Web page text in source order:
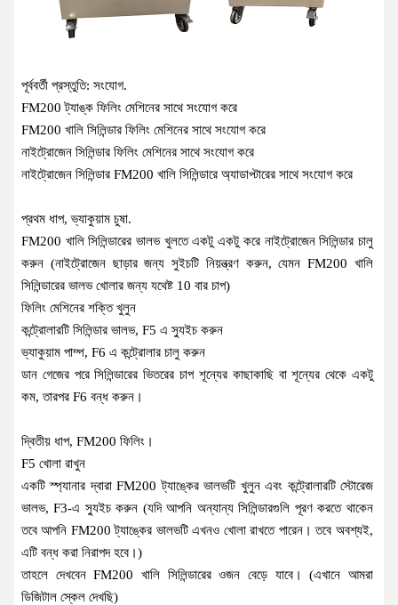
পূর্ববর্তী প্রস্তুতি: সংযোগ.
FM200 ট্যাঙ্ক ফিলিং মেশিনের সাথে সংযোগ করে
FM200 খালি সিলিন্ডার ফিলিং মেশিনের সাথে সংযোগ করে
নাইট্রোজেন সিলিন্ডার ফিলিং মেশিনের সাথে সংযোগ করে
নাইট্রোজেন সিলিন্ডার FM200 খালি সিলিন্ডারে অ্যাডাপ্টারের সাথে সংযোগ করে
প্রথম ধাপ, ভ্যাকুয়াম চুষা.
FM200 খালি সিলিন্ডারের ভালভ খুলতে একটু একটু করে নাইট্রোজেন সিলিন্ডার চালু
করুন (নাইট্রোজেন ছাড়ার জন্য সুইচটি নিয়ন্ত্রণ করুন, যেমন FM200 খালি
সিলিন্ডারের ভালভ খোলার জন্য যথেষ্ট 10 বার চাপ)
ফিলিং মেশিনের শক্তি খুলুন
কন্ট্রোলারটি সিলিন্ডার ভালভ, F5 এ স্যুইচ করুন
ভ্যাকুয়াম পাম্প, F6 এ কন্ট্রোলার চালু করুন
ডান গেজের পরে সিলিন্ডারের ভিতরের চাপ শূন্যের কাছাকাছি বা শূন্যের থেকে একটু
কম, তারপর F6 বন্ধ করুন।
দ্বিতীয় ধাপ, FM200 ফিলিং।
F5 খোলা রাখুন
একটি স্প্যানার দ্বারা FM200 ট্যাঙ্কের ভালভটি খুলুন এবং কন্ট্রোলারটি স্টোরেজ
ভালভ, F3-এ স্যুইচ করুন (যদি আপনি অন্যান্য সিলিন্ডারগুলি পূরণ করতে থাকেন
তবে আপনি FM200 ট্যাঙ্কের ভালভটি এখনও খোলা রাখতে পারেন। তবে অবশ্যই,
এটি বন্ধ করা নিরাপদ হবে।)
তাহলে দেখবেন FM200 খালি সিলিন্ডারের ওজন বেড়ে যাবে। (এখানে আমরা
ডিজিটাল স্কেল দেখছি)